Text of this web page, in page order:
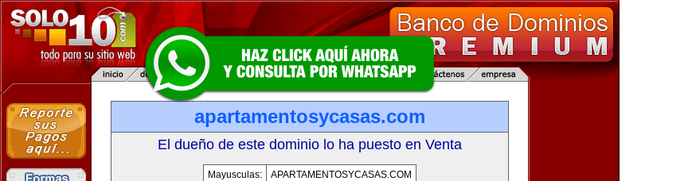
apartamentosycasas.com
El dueño de este dominio lo ha puesto en Venta
Mayusculas:
APARTAMENTOSYCASAS.COM